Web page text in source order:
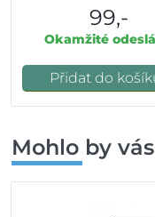
99,-
Okamžité
Přidat do
Mohlo by